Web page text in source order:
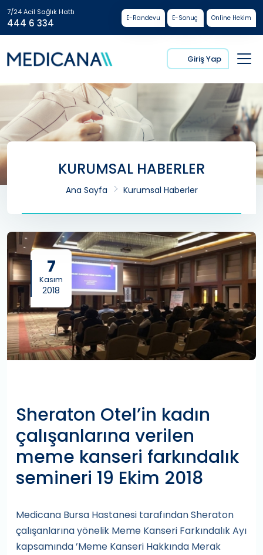
7/24 Acil Sağlık Hattı
444 6 334 E-Randevu E-Sonuç Online Hekim
Giriş Yap
KURUMSAL HABERLER
Ana Sayfa Kurumsal Haberler
7
Kasım
2018
Sheraton Otel’in kadın
çalışanlarına verilen
meme kanseri farkındalık
semineri 19 Ekim 2018
Medicana Bursa Hastanesi tarafından Sheraton
çalışanlarına yönelik Meme Kanseri Farkındalık Ayı
kapsamında ’Meme Kanseri Hakkında Merak